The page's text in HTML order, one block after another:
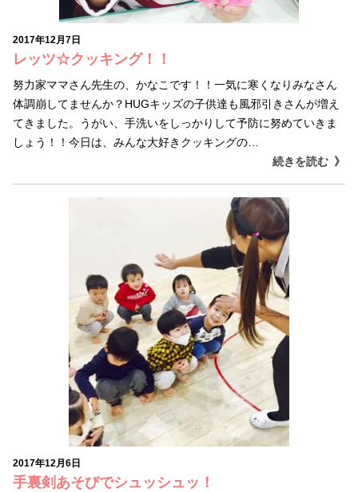
2017年12月7日
レッツ☆クッキング！！
努力家ママさん先生の、かなこです！！一気に寒くなりみなさん
体調崩してませんか？HUGキッズの子供達も風邪引きさんが増え
てきました。うがい、手洗いをしっかりして予防に努めていきま
しょう！！今日は、みんな大好きクッキングの…
続きを読む
2017年12月6日
手裏剣あそびでシュッシュッ！